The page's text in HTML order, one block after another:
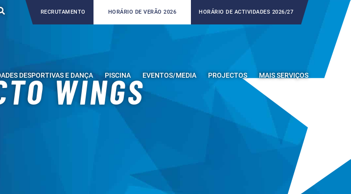
RECRUTAMENTO HORÁRIO DE VERÃO 2026 HORÁRIO DE ACTIVIDADES 2026/27
DESPORTIVAS E DANÇA PISCINA EVENTOS/MEDIA PROJECTOS MAIS SERVIÇOS
WINGS